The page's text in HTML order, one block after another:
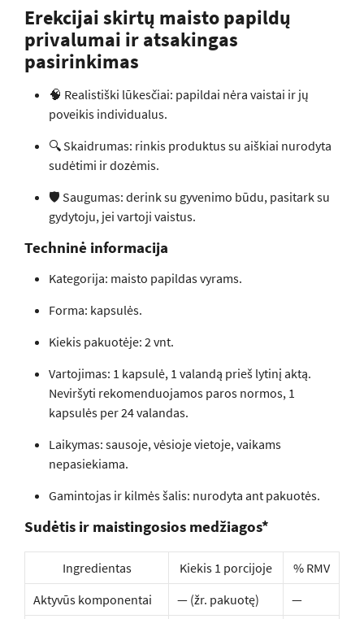
Erekcijai skirtų maisto papildų
privalumai ir atsakingas
pasirinkimas
🧠 Realistiški lūkesčiai: papildai nėra vaistai ir jų
poveikis individualus.
🔍 Skaidrumas: rinkis produktus su aiškiai nurodyta
sudėtimi ir dozėmis.
🛡️ Saugumas: derink su gyvenimo būdu, pasitark su
gydytoju, jei vartoji vaistus.
Techninė informacija
Kategorija: maisto papildas vyrams.
Forma: kapsulės.
Kiekis pakuotėje: 2 vnt.
Vartojimas: 1 kapsulė, 1 valandą prieš lytinį aktą.
Neviršyti rekomenduojamos paros normos, 1
kapsulės per 24 valandas.
Laikymas: sausoje, vėsioje vietoje, vaikams
nepasiekiama.
Gamintojas ir kilmės šalis: nurodyta ant pakuotės.
Sudėtis ir maistingosios medžiagos*
Ingredientas Kiekis 1 porcijoje
% RMV
Aktyvūs komponentai
— (žr. pakuotę)
—